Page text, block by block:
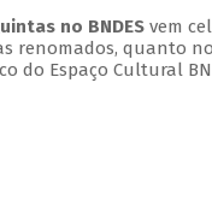
no BNDESvem
renomados, quanto
do Espaço Cultural